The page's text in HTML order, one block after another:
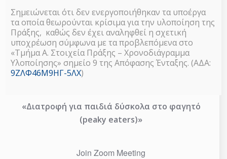
Τετάρτη 8 Ιουνίου 2022 στη 16:00
( Π.Ε ΦΛΩΡΙΝΑΣ)
Διαδικτυακή ημερίδα διατροφής με τίτλο:
«Διατροφή για παιδιά δύσκολα στο φαγητό
(peaky eaters)»
Join Zoom Meeting
Σημειώνεται ότι δεν ενεργοποιήθηκαν τα υποέργα
τα οποία θεωρούνται κρίσιμα για την υλοποίηση της
Πράξης, καθώς δεν έχει αναληφθεί η σχετική
υποχρέωση σύμφωνα με τα προβλεπόμενα στο
«Τμήμα Α. Στοιχεία Πράξης – Χρονοδιάγραμμα
Υλοποίησης» σημείο 9 της Απόφασης Ένταξης. (ΑΔΑ:
9ΖΛΦ46Μ9ΗΓ-5ΛΧ)